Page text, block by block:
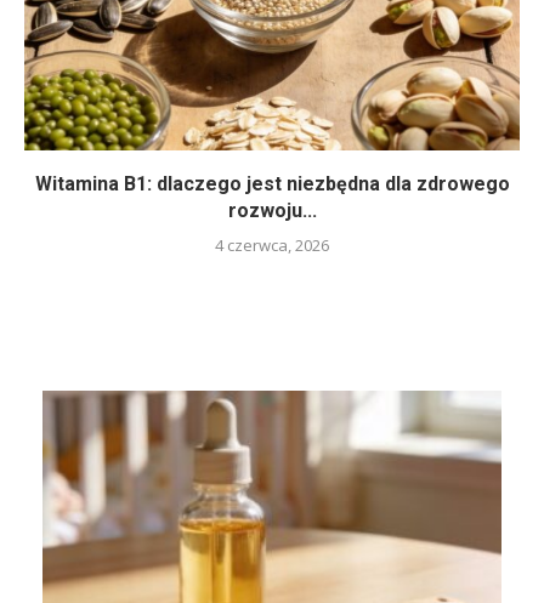
Witamina B1: dlaczego jest niezbędna dla zdrowego
rozwoju...
4 czerwca, 2026